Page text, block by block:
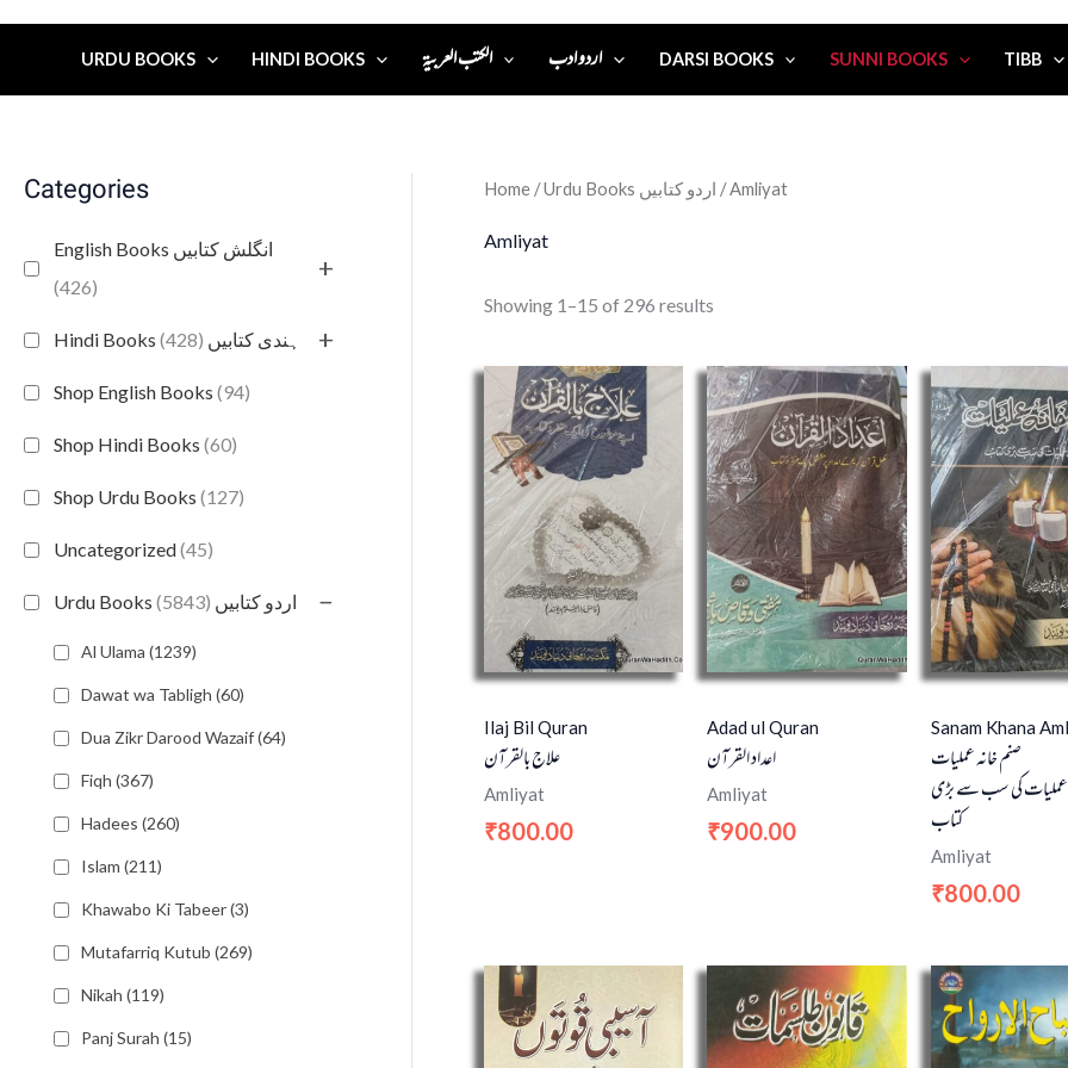
URDU BOOKS HINDI BOOKS الكتب العربية اردو ادب DARSI BOOKS SUNNI BOOKS TIBB
Categories
English Books انگلش کتابیں
(426)
+
Hindi Books ہندی کتابیں (428) +
Shop English Books (94)
Shop Hindi Books (60)
Shop Urdu Books (127)
Uncategorized(45)
Urdu Books اردو کتابیں (5843) −
Al Ulama (1239)
Dawat wa Tabligh (60)
Dua Zikr Darood Wazaif (64)
Fiqh (367)
Hadees (260)
Islam (211)
Khawabo Ki Tabeer (3)
Mutafarriq Kutub (269)
Nikah (119)
Panj Surah (15)
Home / Urdu Books اردو کتابیں / Amliyat
Amliyat
Showing 1–15 of 296 results
Ilaj Bil Quran
علاج بالقرآن
Amliyat
₹800.00
Adad ul Quran
اعداد القرآن
Amliyat
₹900.00
Sanam Khana
صنم خانہ عملیات
عملیات کی سب سے بڑی
کتاب
Amliyat
₹800.00